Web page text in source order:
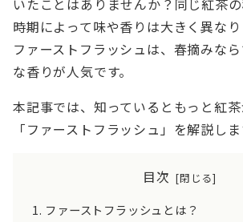
いたことはありませんか？同じ紅茶
時期によって味や香りは大きく異な
ファーストフラッシュは、春摘みな
な香りが人気です。
本記事では、知っているともっと紅茶
「ファーストフラッシュ」を解説しま
目次
ファーストフラッシュとは？